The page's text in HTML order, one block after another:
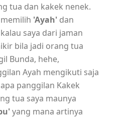
tua dan kakek nenek.
'Ayah' dan
saya dari jaman
bila jadi orang tua
Bunda, hehe,
Ayah mengikuti saja
panggilan Kakek
tua saya maunya
yang mana artinya